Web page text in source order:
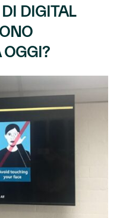
DIGITAL
OGGI?